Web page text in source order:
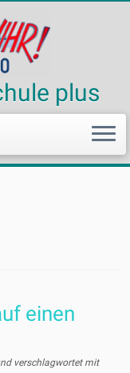
plus
einen
verschlagwortet mit